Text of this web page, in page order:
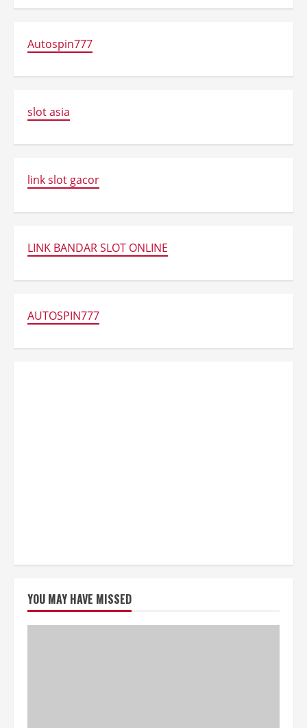
Autospin777
slot asia
link slot gacor
LINK BANDAR SLOT ONLINE
AUTOSPIN777
YOU MAY HAVE MISSED